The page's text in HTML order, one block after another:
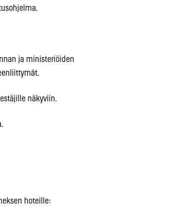
ja ministeriöiden
näkyviin.
hoteille: